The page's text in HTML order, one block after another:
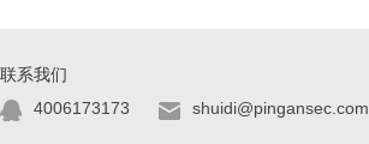
联系我们
4006173173
shuidi@pingansec.com